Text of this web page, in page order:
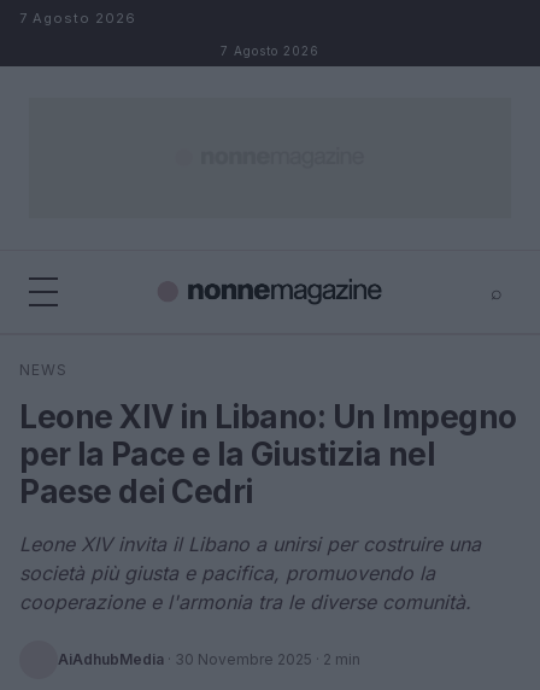
Salta al contenuto
7 Agosto 2026
7 Agosto 2026
⌕
Cerca
NEWS
Leone XIV in Libano: Un Impegno
per la Pace e la Giustizia nel
Paese dei Cedri
Leone XIV invita il Libano a unirsi per costruire una
società più giusta e pacifica, promuovendo la
cooperazione e l'armonia tra le diverse comunità.
AiAdhubMedia · 30 Novembre 2025 · 2 min